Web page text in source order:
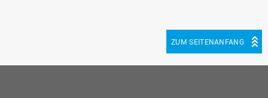
ZUM SEITENANFANG